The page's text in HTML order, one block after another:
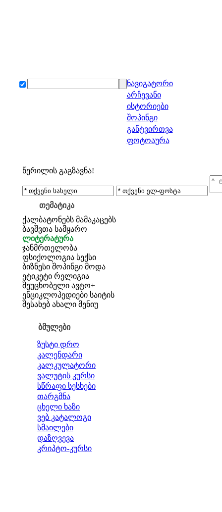
ნავიგატორი
არჩევანი
ისტორიები
შოპინგი
განტვირთვა
ფოტოაურა
წერილის გაგზავნა!
თემატიკა
ქალბატონებს მამაკაცებს
ბავშვთა სამყარო
ლიტერატურა
ჯანმრთელობა
ფსიქოლოგია სექსი
ბიზნესი შოპინგი მოდა
ეტიკეტი რელიგია
შეუცნობელი ავტო+
ენციკლოპედიები საიტის
შესახებ ახალი მენიუ
ბმულები
ზუსტი დრო
კალენდარი
კალკულატორი
ვალუტის კურსი
სწრაფი სესხები
თარგმნა
ცხელი ხაზი
ვებ კატალოგი
სმაილები
დაზღვევა
კრიპტო-კურსი